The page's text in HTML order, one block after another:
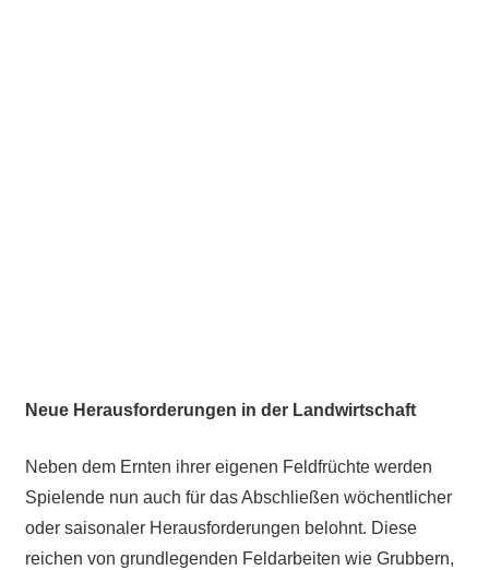
Neue Herausforderungen in der Landwirtschaft
Neben dem Ernten ihrer eigenen Feldfrüchte werden
Spielende nun auch für das Abschließen wöchentlicher
oder saisonaler Herausforderungen belohnt. Diese
reichen von grundlegenden Feldarbeiten wie Grubbern,